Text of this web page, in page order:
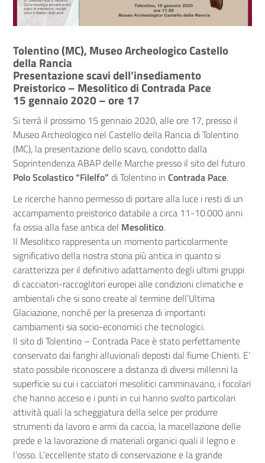
Tolentino (MC), Museo Archeologico Castello
della Rancia
Presentazione scavi dell’insediamento
Preistorico – Mesolitico di Contrada Pace
15 gennaio 2020 – ore 17
Si terrà il prossimo 15 gennaio 2020, alle ore 17, presso il
Museo Archeologico nel Castello della Rancia di Tolentino
(MC), la presentazione dello scavo, condotto dalla
Soprintendenza ABAP delle Marche presso il sito del futuro
Polo Scolastico “Filelfo” di Tolentino in Contrada Pace.
Le ricerche hanno permesso di portare alla luce i resti di un
accampamento preistorico databile a circa 11-10.000 anni
fa ossia alla fase antica del Mesolitico.
Il Mesolitico rappresenta un momento particolarmente
significativo della nostra storia più antica in quanto si
caratterizza per il definitivo adattamento degli ultimi gruppi
di cacciatori-raccoglitori europei alle condizioni climatiche e
ambientali che si sono create al termine dell’Ultima
Glaciazione, nonché per la presenza di importanti
cambiamenti sia socio-economici che tecnologici.
Il sito di Tolentino – Contrada Pace è stato perfettamente
conservato dai fanghi alluvionali deposti dal fiume Chienti. E’
stato possibile riconoscere a distanza di diversi millenni la
superficie su cui i cacciatori mesolitici camminavano, i focolari
che hanno acceso e i punti in cui hanno svolto particolari
attività quali la scheggiatura della selce per produrre
strumenti da lavoro e armi da caccia, la macellazione delle
prede e la lavorazione di materiali organici quali il legno e
l’osso. L’eccellente stato di conservazione e la grande